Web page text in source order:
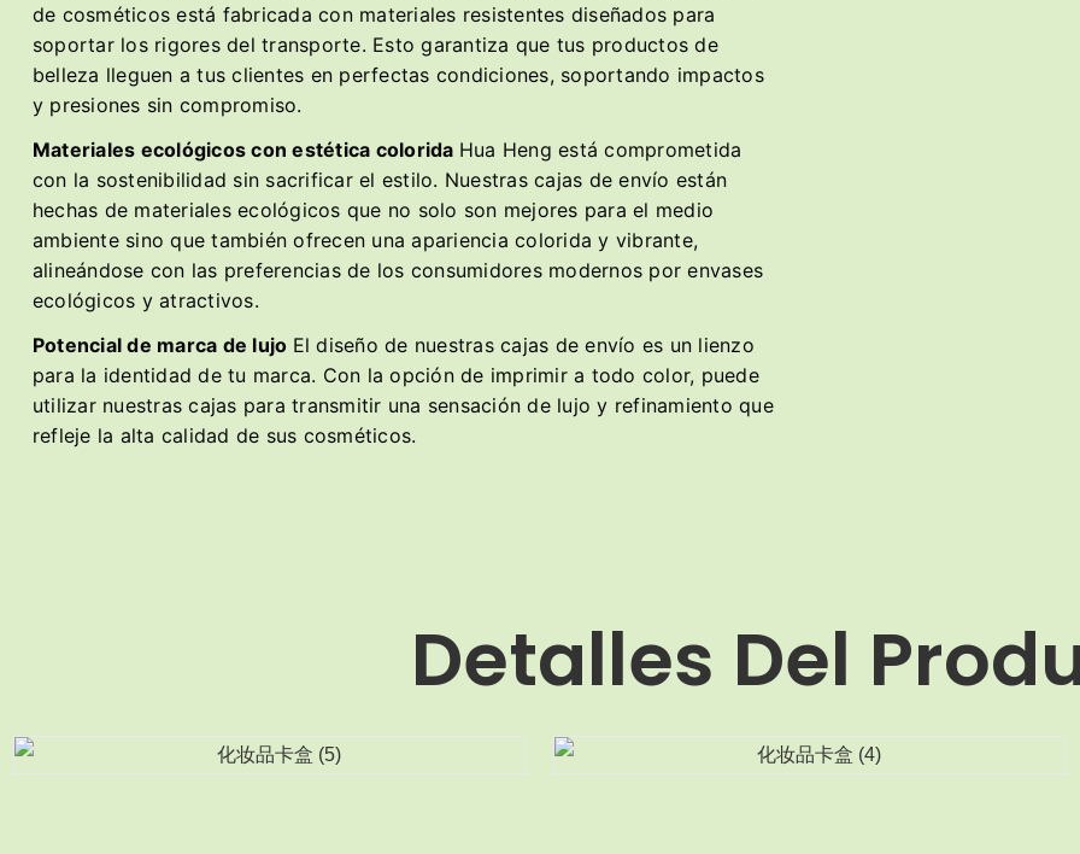
de cosméticos está fabricada con materiales resistentes diseñados para
soportar los rigores del transporte. Esto garantiza que tus productos de
belleza lleguen a tus clientes en perfectas condiciones, soportando impactos
y presiones sin compromiso.
Materiales ecológicos con estética colorida Hua Heng está comprometida
con la sostenibilidad sin sacrificar el estilo. Nuestras cajas de envío están
hechas de materiales ecológicos que no solo son mejores para el medio
ambiente sino que también ofrecen una apariencia colorida y vibrante,
alineándose con las preferencias de los consumidores modernos por envases
ecológicos y atractivos.
Potencial de marca de lujo El diseño de nuestras cajas de envío es un lienzo
para la identidad de tu marca. Con la opción de imprimir a todo color, puede
utilizar nuestras cajas para transmitir una sensación de lujo y refinamiento que
refleje la alta calidad de sus cosméticos.
Detalles Del